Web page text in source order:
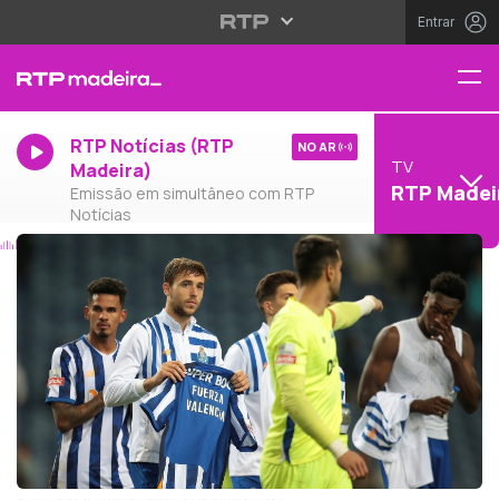
Entrar
RTP Notícias (RTP
Madeira)
Emissão em simultâneo com RTP
Notícias
NO AR
TV
RTP